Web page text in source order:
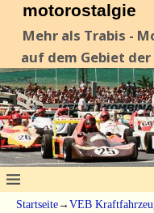
motorostalgie
Mehr als Trabis -
auf dem Gebiet der
Startseite→ VEB